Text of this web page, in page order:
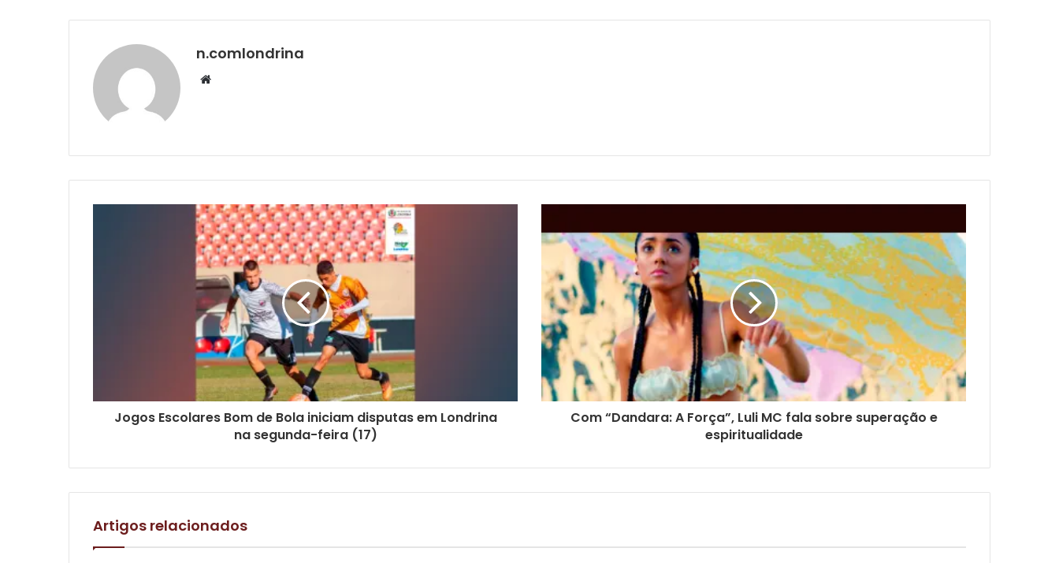
n.comlondrina
Website
Jogos Escolares Bom de Bola iniciam disputas em Londrina
na segunda-feira (17)
Com “Dandara: A Força”, Luli MC fala sobre superação e
espiritualidade
Artigos relacionados